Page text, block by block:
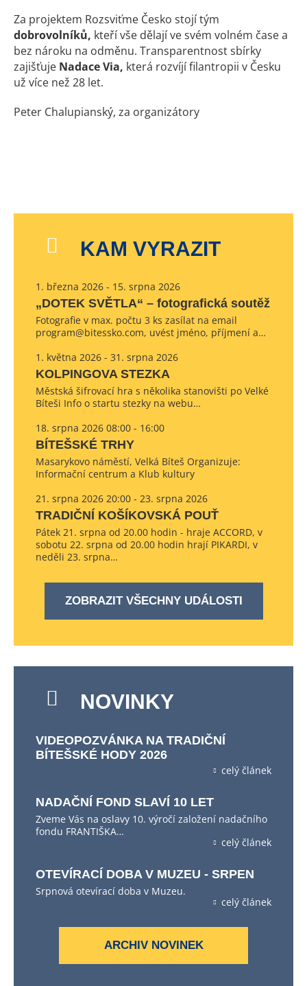
Za projektem Rozsviťme Česko stojí tým
dobrovolníků, kteří vše dělají ve svém volném čase a
bez nároku na odměnu. Transparentnost sbírky
zajišťuje Nadace Via, která rozvíjí filantropii v Česku
už více než 28 let.
Peter Chalupianský, za organizátory
KAM VYRAZIT
1. března 2026 - 15. srpna 2026
„DOTEK SVĚTLA“ – fotografická soutěž
Fotografie v max. počtu 3 ks zasílat na email
program@bitessko.com, uvést jméno, příjmení a…
1. května 2026 - 31. srpna 2026
KOLPINGOVA STEZKA
Městská šifrovací hra s několika stanovišti po Velké
Bíteši Info o startu stezky na webu…
18. srpna 2026 08:00 - 16:00
BÍTEŠSKÉ TRHY
Masarykovo náměstí, Velká Bíteš Organizuje:
Informační centrum a Klub kultury
21. srpna 2026 20:00 - 23. srpna 2026
TRADIČNÍ KOŠÍKOVSKÁ POUŤ
Pátek 21. srpna od 20.00 hodin - hraje ACCORD, v
sobotu 22. srpna od 20.00 hodin hrají PIKARDI, v
neděli 23. srpna…
ZOBRAZIT VŠECHNY UDÁLOSTI
NOVINKY
VIDEOPOZVÁNKA NA TRADIČNÍ
BÍTEŠSKÉ HODY 2026
celý článek
NADAČNÍ FOND SLAVÍ 10 LET
Zveme Vás na oslavy 10. výročí založení nadačního
fondu FRANTIŠKA…
celý článek
OTEVÍRACÍ DOBA V MUZEU - SRPEN
Srpnová otevírací doba v Muzeu.
celý článek
ARCHIV NOVINEK